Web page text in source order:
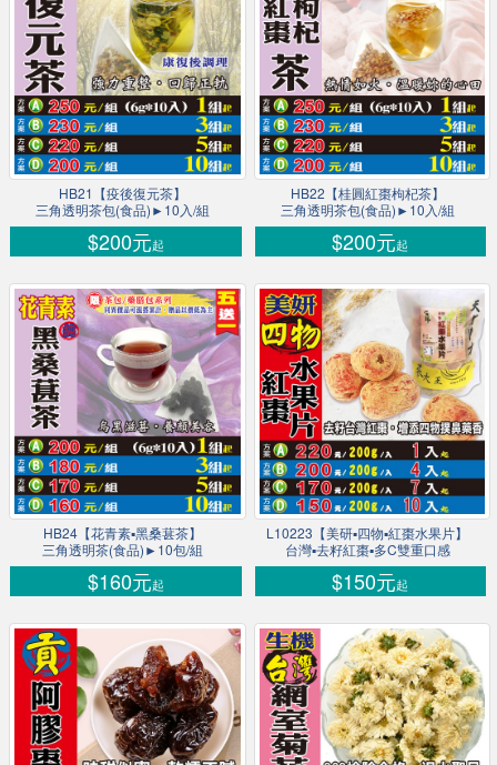
HB21【疫後復元茶】
三角透明茶包(食品)►10入/組
$200元起
HB22【桂圓紅棗枸杞茶】
三角透明茶包(食品)►10入/組
$200元起
HB24【花青素▪黑桑葚茶】
三角透明茶(食品)►10包/組
$160元起
L10223【美研▪四物▪紅棗水果片】
台灣▪去籽紅棗▪多C雙重口感
$150元起